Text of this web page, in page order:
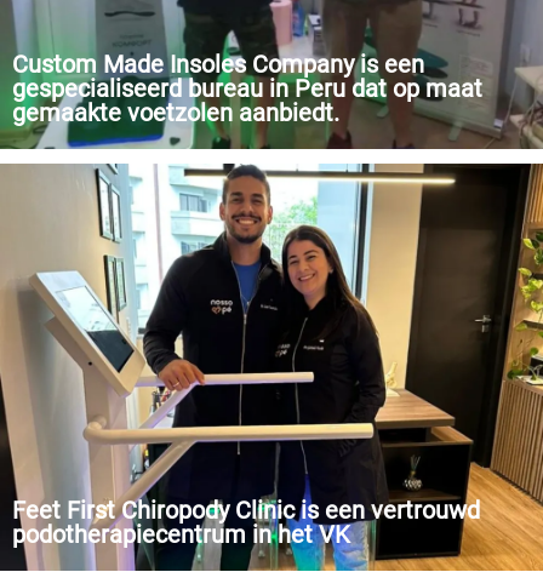
Custom Made Insoles Company is een
gespecialiseerd bureau in Peru dat op maat
gemaakte voetzolen aanbiedt.
Het bedrijf ontwerpt treezen op basis van de specifieke
behoeften van elke patiënt en gebruikt de hoogste kwaliteit
materialen om onze klanten het comfort te bieden dat ze nodig
Feet First Chiropody Clinic is een vertrouwd
podotherapiecentrum in het VK